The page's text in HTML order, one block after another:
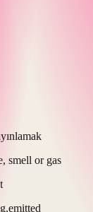
smell or gas